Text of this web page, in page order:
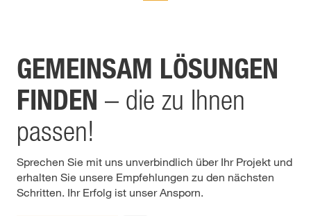
GEMEINSAM LÖSUNGEN
FINDEN – die zu Ihnen
passen!
Sprechen Sie mit uns unverbindlich über Ihr Projekt und
erhalten Sie unsere Empfehlungen zu den nächsten
Schritten. Ihr Erfolg ist unser Ansporn.